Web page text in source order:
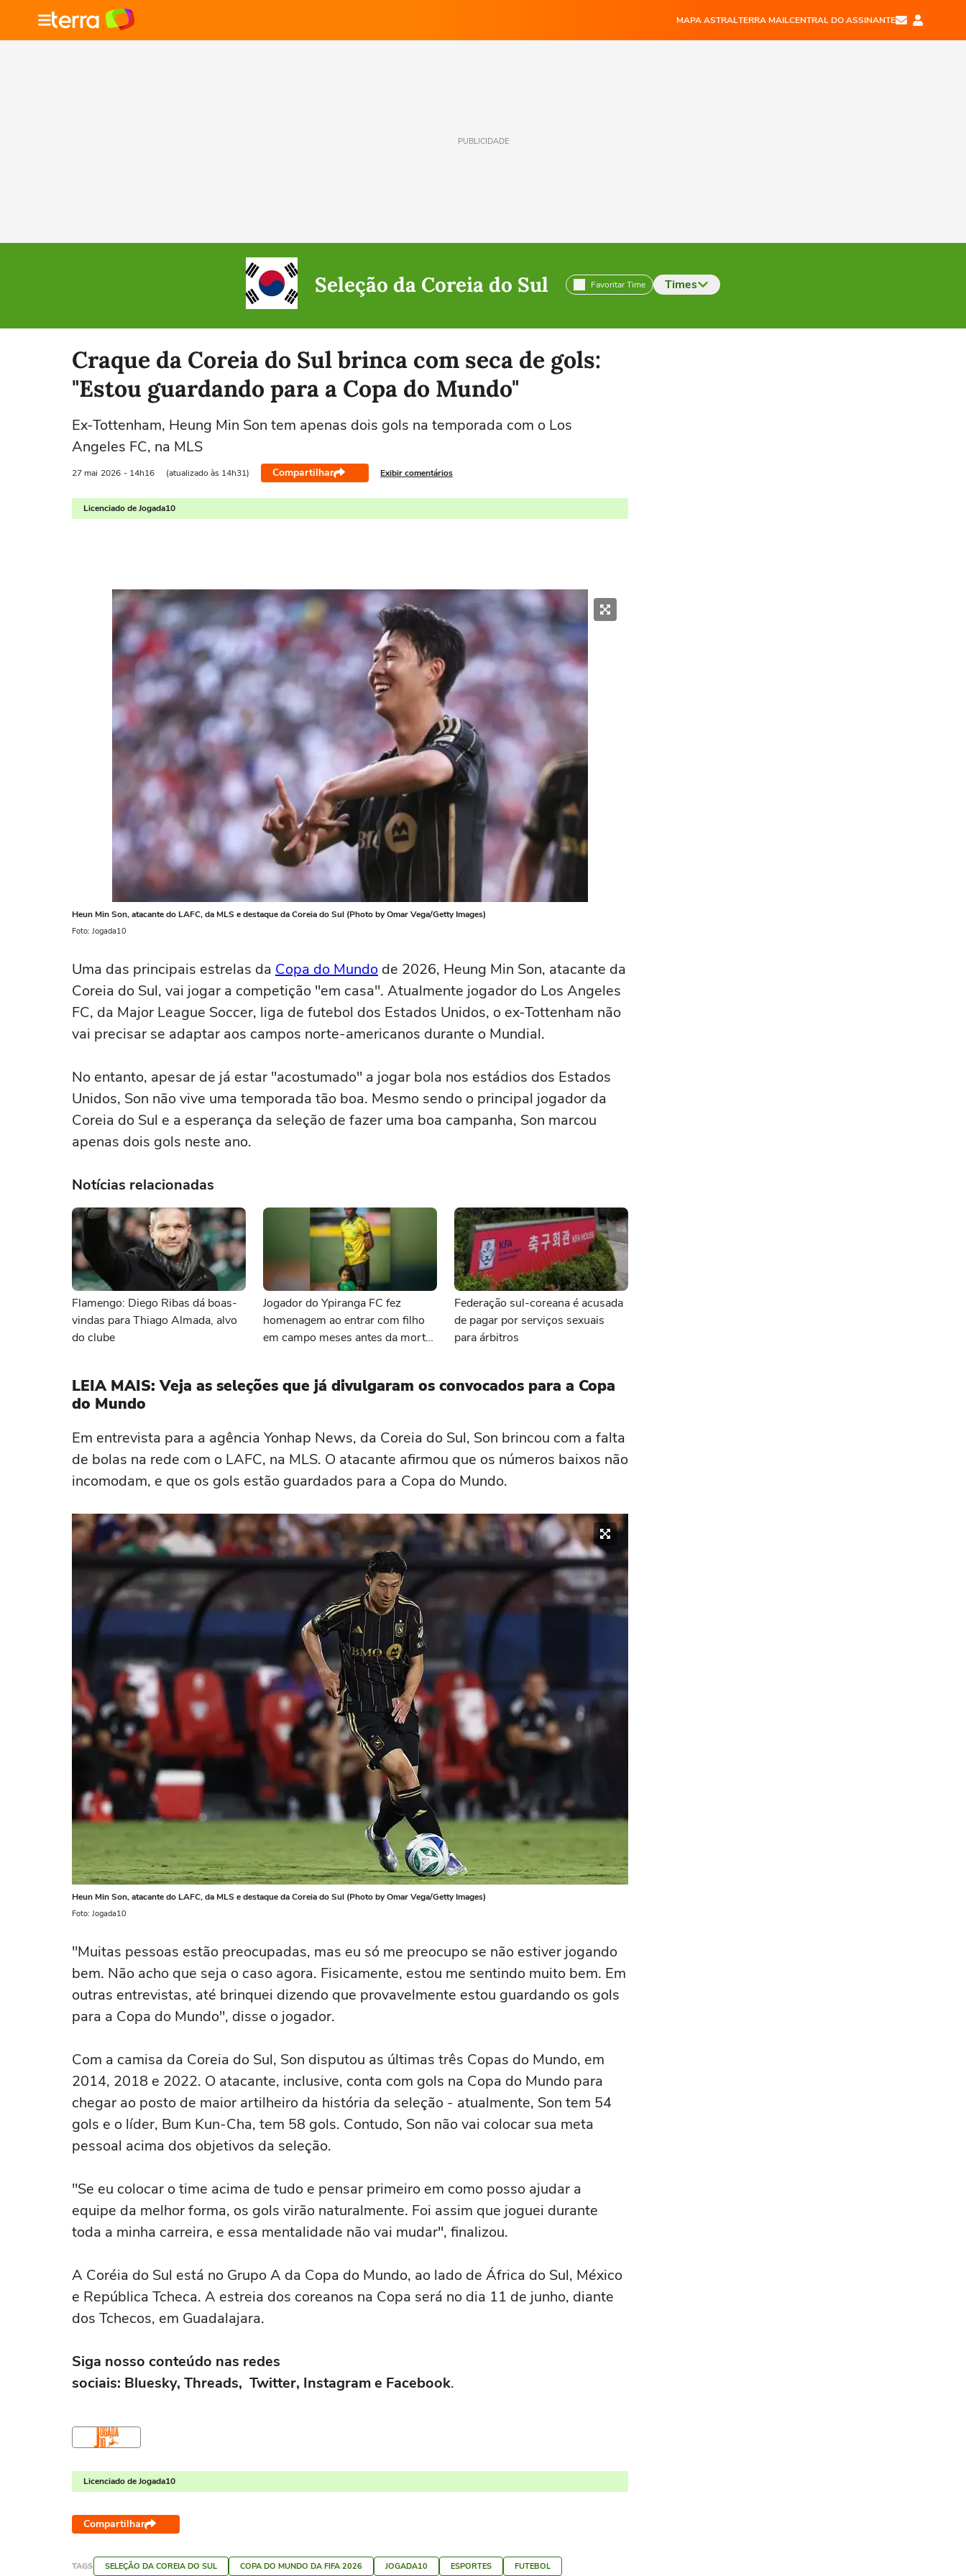
MAPA ASTRALTERRA MAILCENTRAL DO ASSINANTE
PUBLICIDADE
Seleção da Coreia do Sul Favoritar Time Times
Selecione o time para ver as notícias
Craque da Coreia do Sul brinca com seca de gols:
"Estou guardando para a Copa do Mundo"
Ex-Tottenham, Heung Min Son tem apenas dois gols na temporada com o Los
Angeles FC, na MLS
27 mai 2026 - 14h16 (atualizado às 14h31) Compartilhar Exibir comentários
Licenciado de Jogada10
Heun Min Son, atacante do LAFC, da MLS e destaque da Coreia do Sul (Photo by Omar Vega/Getty Images)
Foto: Jogada10
Uma das principais estrelas da Copa do Mundo de 2026, Heung Min Son, atacante da
Coreia do Sul, vai jogar a competição "em casa". Atualmente jogador do Los Angeles
FC, da Major League Soccer, liga de futebol dos Estados Unidos, o ex-Tottenham não
vai precisar se adaptar aos campos norte-americanos durante o Mundial.
No entanto, apesar de já estar "acostumado" a jogar bola nos estádios dos Estados
Unidos, Son não vive uma temporada tão boa. Mesmo sendo o principal jogador da
Coreia do Sul e a esperança da seleção de fazer uma boa campanha, Son marcou
apenas dois gols neste ano.
Notícias relacionadas
Flamengo: Diego Ribas dá boas-
vindas para Thiago Almada, alvo
do clube
Jogador do Ypiranga FC fez
homenagem ao entrar com filho
em campo meses antes da morte
Federação sul-coreana é acusada
de pagar por serviços sexuais
para árbitros
LEIA MAIS: Veja as seleções que já divulgaram os convocados para a Copa
do Mundo
Em entrevista para a agência Yonhap News, da Coreia do Sul, Son brincou com a falta
de bolas na rede com o LAFC, na MLS. O atacante afirmou que os números baixos não
incomodam, e que os gols estão guardados para a Copa do Mundo.
Heun Min Son, atacante do LAFC, da MLS e destaque da Coreia do Sul (Photo by Omar Vega/Getty Images)
Foto: Jogada10
"Muitas pessoas estão preocupadas, mas eu só me preocupo se não estiver jogando
bem. Não acho que seja o caso agora. Fisicamente, estou me sentindo muito bem. Em
outras entrevistas, até brinquei dizendo que provavelmente estou guardando os gols
para a Copa do Mundo", disse o jogador.
Com a camisa da Coreia do Sul, Son disputou as últimas três Copas do Mundo, em
2014, 2018 e 2022. O atacante, inclusive, conta com gols na Copa do Mundo para
chegar ao posto de maior artilheiro da história da seleção - atualmente, Son tem 54
gols e o líder, Bum Kun-Cha, tem 58 gols. Contudo, Son não vai colocar sua meta
pessoal acima dos objetivos da seleção.
"Se eu colocar o time acima de tudo e pensar primeiro em como posso ajudar a
equipe da melhor forma, os gols virão naturalmente. Foi assim que joguei durante
toda a minha carreira, e essa mentalidade não vai mudar", finalizou.
A Coréia do Sul está no Grupo A da Copa do Mundo, ao lado de África do Sul, México
e República Tcheca. A estreia dos coreanos na Copa será no dia 11 de junho, diante
dos Tchecos, em Guadalajara.
Siga nosso conteúdo nas redes
sociais: Bluesky, Threads, Twitter, Instagram e Facebook.
Licenciado de Jogada10
Compartilhar
TAGS SELEÇÃO DA COREIA DO SUL COPA DO MUNDO DA FIFA 2026 JOGADA10 ESPORTES FUTEBOL